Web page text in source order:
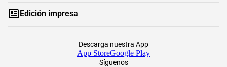
Edición impresa
Síguenos
Descarga nuestra App
App StoreGoogle Play